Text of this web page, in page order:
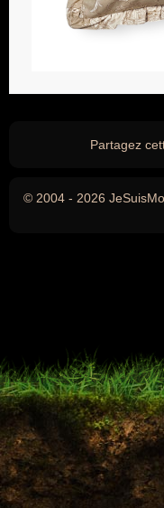
Partagez
© 2004 - 2026